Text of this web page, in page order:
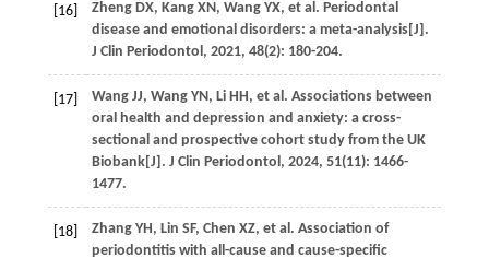
[16] Zheng DX, Kang XN, Wang YX, et al. Periodontal
disease and emotional disorders: a meta-analysis[J].
J Clin Periodontol, 2021, 48(2): 180-204.
[17] Wang JJ, Wang YN, Li HH, et al. Associations between
oral health and depression and anxiety: a cross-
sectional and prospective cohort study from the UK
Biobank[J]. J Clin Periodontol, 2024, 51(11): 1466-
1477.
[18] Zhang YH, Lin SF, Chen XZ, et al. Association of
periodontitis with all-cause and cause-specific